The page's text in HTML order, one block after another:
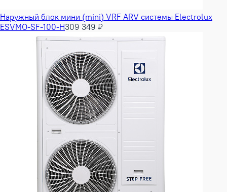
Наружный блок мини (mini) VRF ARV системы Electrolux
ESVMO-SF-100-H309 349 ₽